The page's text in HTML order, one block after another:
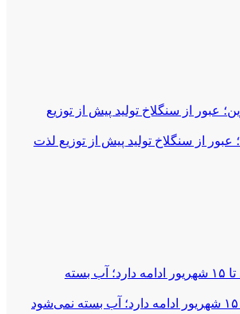
از سنگلاخ تولید پیش از توزیع لذت